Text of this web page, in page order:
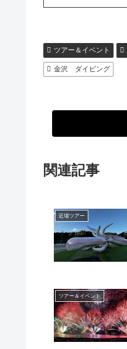
ツアー＆イベント
金沢 ダイビング
関連記事
近場ツアー
ツアー＆イベント